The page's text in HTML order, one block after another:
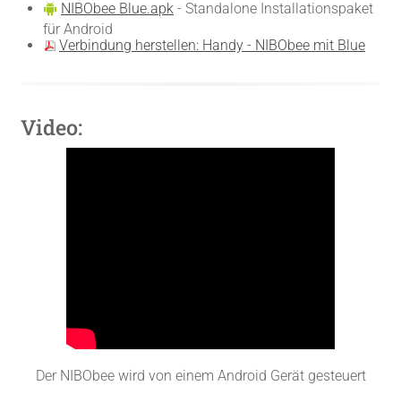
NIBObee Blue.apk - Standalone Installationspaket
für Android
Verbindung herstellen: Handy - NIBObee mit Blue
Video:
Der NIBObee wird von einem Android Gerät gesteuert